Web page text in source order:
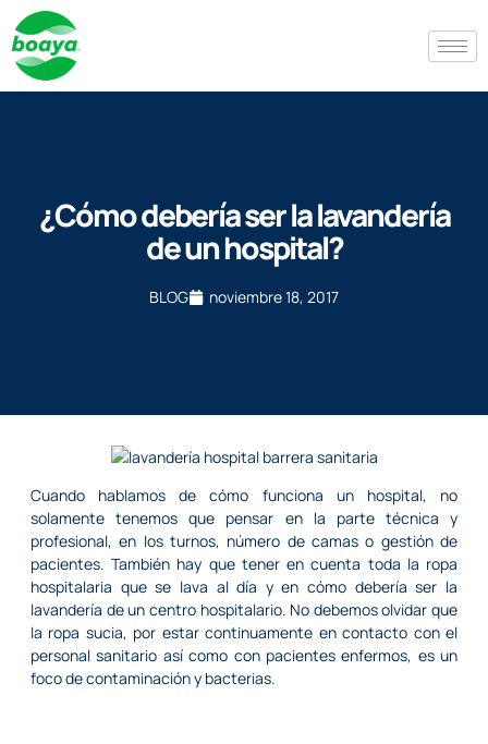
¿Cómo debería ser la lavandería
de un hospital?
BLOG noviembre 18, 2017
Cuando hablamos de cómo funciona un hospital, no
solamente tenemos que pensar en la parte técnica y
profesional, en los turnos, número de camas o gestión de
pacientes. También hay que tener en cuenta toda la ropa
hospitalaria que se lava al día y en cómo debería ser la
lavandería de un centro hospitalario. No debemos olvidar que
la ropa sucia, por estar continuamente en contacto con el
personal sanitario así como con pacientes enfermos, es un
foco de contaminación y bacterias.